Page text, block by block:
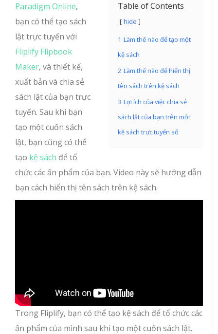
Table of Contents
hide
1 Làm thế nào để tạo một
kệ sách
2 Làm thế nào để hiển thị
tên sách trên kệ sách
3 Lợi ích của việc chia sẻ
sách lật của bạn trên một
kệ sách trực tuyến số
Paradigm Online,
bạn có thể tạo sách
lật trực tuyến với
Fliplify Flipbook
Maker, và thiết kế,
xuất bản và chia sẻ
sách lật của bạn trực
tuyến. Sau khi bạn
tạo một cuốn sách
lật, bạn cũng có thể
tạo kệ sách để tổ
chức các ấn phẩm của bạn. Video này sẽ hướng dẫn
bạn cách hiển thị tên sách trên kệ sách.
Trong Fliplify, bạn có thể tạo kệ sách để tổ chức các
ấn phẩm của mình sau khi tạo một cuốn sách lật.